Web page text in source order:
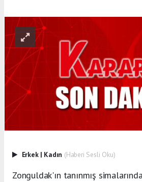
Erkek | Kadın (Haberi Sesli Oku)
Zonguldak'ın tanınmış